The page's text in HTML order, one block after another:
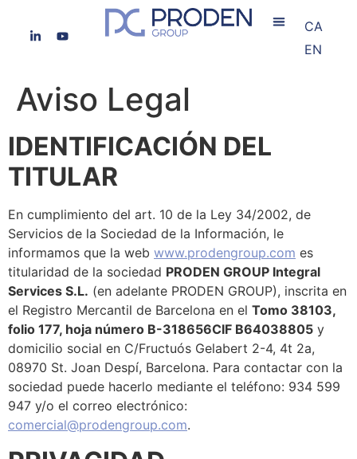
CA
EN
Aviso Legal
IDENTIFICACIÓN DEL
TITULAR
En cumplimiento del art. 10 de la Ley 34/2002, de
Servicios de la Sociedad de la Información, le
informamos que la web www.prodengroup.com es
titularidad de la sociedad PRODEN GROUP Integral
Services S.L. (en adelante PRODEN GROUP), inscrita en
el Registro Mercantil de Barcelona en el Tomo 38103,
folio 177, hoja número B-318656CIF B64038805 y
domicilio social en C/Fructuós Gelabert 2-4, 4t 2a,
08970 St. Joan Despí, Barcelona. Para contactar con la
sociedad puede hacerlo mediante el teléfono: 934 599
947 y/o el correo electrónico:
comercial@prodengroup.com.